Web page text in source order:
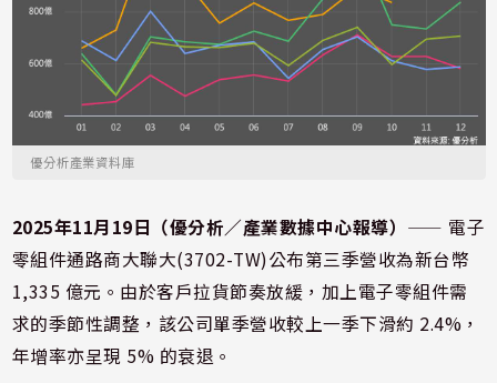
優分析產業資料庫
2025年11月19日（優分析／產業數據中心報導） ⸺ 電子
零組件通路商大聯大(3702-TW)公布第三季營收為新台幣
1,335 億元。由於客戶拉貨節奏放緩，加上電子零組件需
求的季節性調整，該公司單季營收較上一季下滑約 2.4%，
年增率亦呈現 5% 的衰退。